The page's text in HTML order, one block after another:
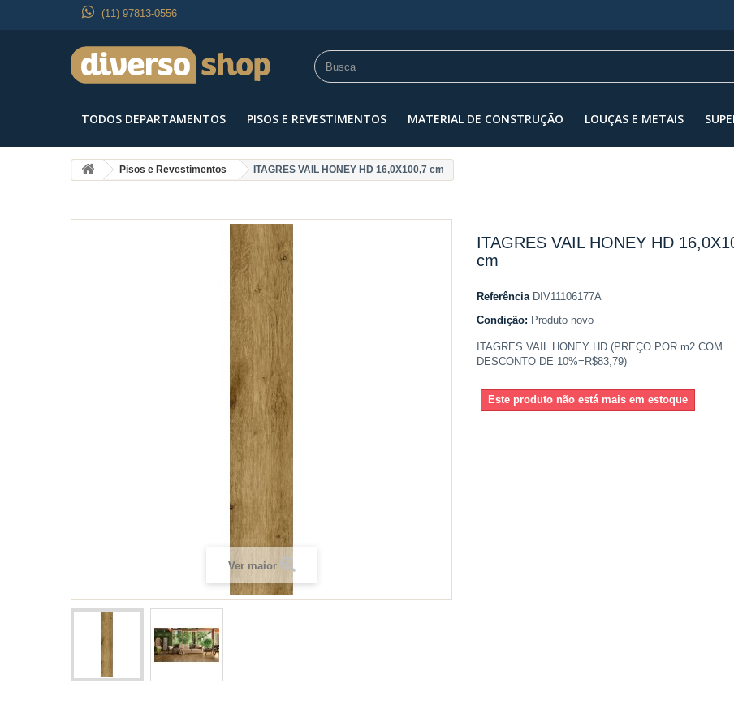
(11) 97813-0556
TODOS DEPARTAMENTOS PISOS E REVESTIMENTOS MATERIAL DE CONSTRUÇÃO LOUÇAS E METAIS
Pisos e Revestimentos ITAGRES VAIL HONEY HD 16,0X100,7 cm
Ver maior
ITAGRES VAIL HONEY HD
cm
Referência DIV11106177A
Condição: Produto novo
ITAGRES VAIL HONEY HD (PREÇO POR m2 COM
DESCONTO DE 10%=R$83,79)
Este produto não está mais em estoque